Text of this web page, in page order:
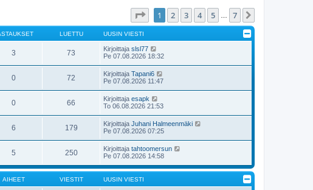
Sivu 7
1 2 3 4 5 7
LUETTU UUSIN VIESTI
3 73 Kirjoittaja slsl77
Pe 07.08.2026 18:32
0 72 Kirjoittaja Tapani6
Pe 07.08.2026 11:47
0 66 Kirjoittaja esapk
To 06.08.2026 21:53
6 179 Kirjoittaja Juhani Halmeenmäki
Pe 07.08.2026 07:25
5 250 Kirjoittaja tahtoomersun
Pe 07.08.2026 14:58
AIHEET VIESTIT UUSIN VIESTI